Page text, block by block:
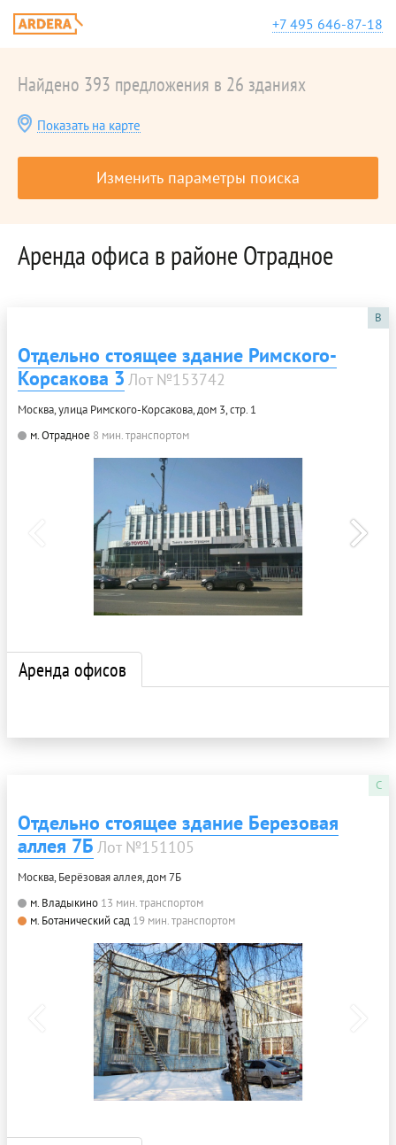
+7 495 646-87-18
Найдено 393 предложения в 26 зданиях
Показать на карте
Изменить параметры поиска
Аренда офиса в районе Отрадное
B
Отдельно стоящее здание Римского-
Корсакова 3 Лот №153742
Москва, улица Римского-Корсакова, дом 3, стр. 1
м. Отрадное 8 мин. транспортом
Аренда офисов
C
Отдельно стоящее здание Березовая
аллея 7Б Лот №151105
Москва, Берёзовая аллея, дом 7Б
м. Владыкино 13 мин. транспортом
м. Ботанический сад 19 мин. транспортом